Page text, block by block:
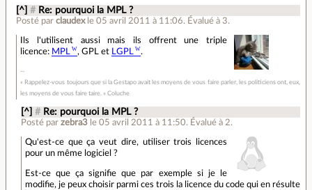
[^] # Re: pourquoi la MPL ?
Posté parclaudex le 05 avril 2011 à 11:06. Évalué à 3.
Ils l'utilisent aussi mais ils offrent une triple
licence: MPL , GPL et LGPL .
« Rappelez-vous toujours que si la Gestapo avait les moyens de vous faire parler, les politiciens ont, eux,
les moyens de vous faire taire. » Coluche
[^] # Re: pourquoi la MPL ?
Posté par zebra3 le 05 avril 2011 à 11:50. Évalué à 2.
Qu'est-ce que ça veut dire, utiliser trois licences
pour un même logiciel ?
Est-ce que ça signifie que par exemple si je le
modifie, je peux choisir parmi ces trois la licence du code qui en résulte